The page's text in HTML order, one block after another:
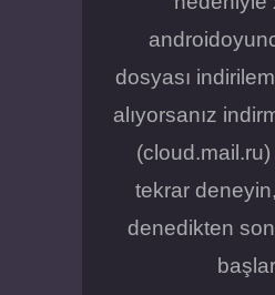
dosyası
alıyorsanız
tekrar
denedikten